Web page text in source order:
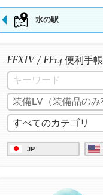
水の駅
FFXIV / FF14 便利手帳
JP